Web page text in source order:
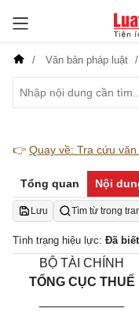
Văn bản pháp luật
👉 Quay về: Tra cứu
Tổng quan Nội
Lưu Tìm từ trong
Tình trạng hiệu lực: Đã biết
BỘ TÀI CHÍNH
TỔNG CỤC THUẾ